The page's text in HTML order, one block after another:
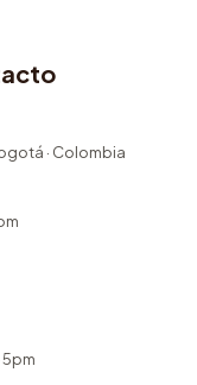
· Colombia
5pm